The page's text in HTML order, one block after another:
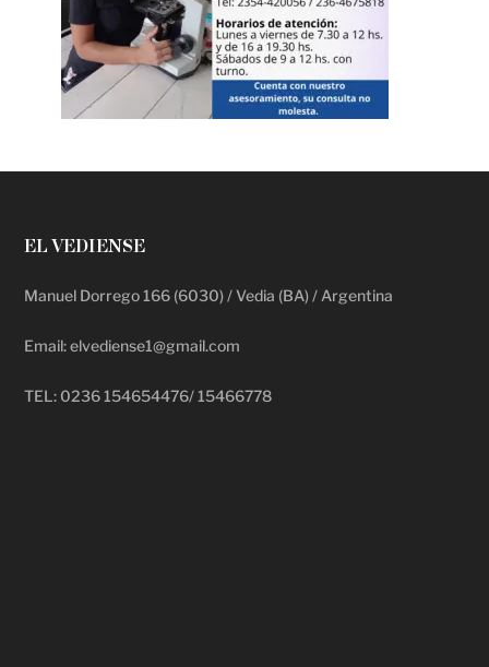
EL VEDIENSE
Manuel Dorrego 166 (6030) / Vedia (BA) / Argentina
Email: elvediense1@gmail.com
TEL: 0236 154654476/ 15466778